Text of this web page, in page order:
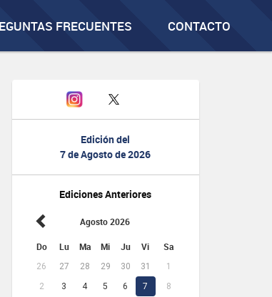
FRECUENTES CONTACTO
Edición del
7 de Agosto de 2026
Ediciones Anteriores
Agosto 2026
Do Lu Ma Mi Ju Vi Sa
26 27 28 29 30 31
1
2
3 4 5 6 7
8